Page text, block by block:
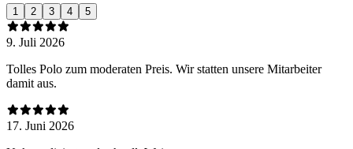
1 2 3 4 5
9. Juli 2026
Tolles Polo zum moderaten Preis. Wir statten unsere Mitarbeiter
damit aus.
17. Juni 2026